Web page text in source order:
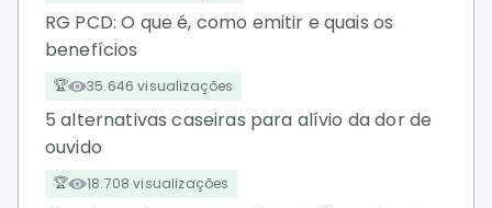
RG PCD: O que é, como emitir e quais os
benefícios
35.646 visualizações
5 alternativas caseiras para alívio da dor de
ouvido
18.708 visualizações